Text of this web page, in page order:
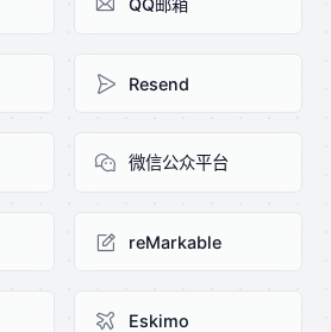
QQ邮箱
Resend
微信公众平台
reMarkable
Eskimo